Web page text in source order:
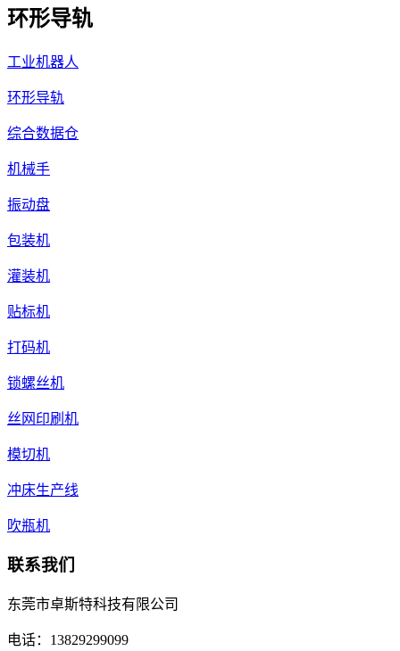
环形导轨
工业机器人
环形导轨
综合数据仓
机械手
振动盘
包装机
灌装机
贴标机
打码机
锁螺丝机
丝网印刷机
模切机
冲床生产线
吹瓶机
联系我们
东莞市卓斯特科技有限公司
电话：13829299099